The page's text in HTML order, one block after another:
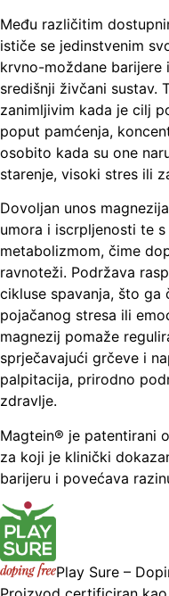
Među različitim
ističe se jedinstvenim
krvno-moždane barijere
središnji živčani sustav.
zanimljivim kada je cilj
poput pamćenja,
osobito kada su one
starenje, visoki stres ili
Dovoljan unos
umora i iscrpljenosti te
metabolizmom, čime
ravnoteži. Podržava
cikluse spavanja, što ga
pojačanog stresa ili
magnezij pomaže
sprječavajući grčeve i
palpitacija, prirodno
zdravlje.
Magtein® je patentirani
za koji je klinički
barijeru i povećava
Play Sure –